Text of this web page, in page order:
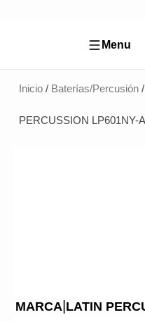
Menu
Inicio/ Baterías/Percusión/
PERCUSSION LP601NY-
MARCA|LATIN